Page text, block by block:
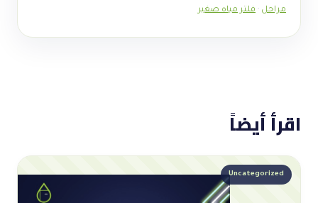
مراحل · فلتر مياه صغير
اقرأ أيضاً
Uncategorized